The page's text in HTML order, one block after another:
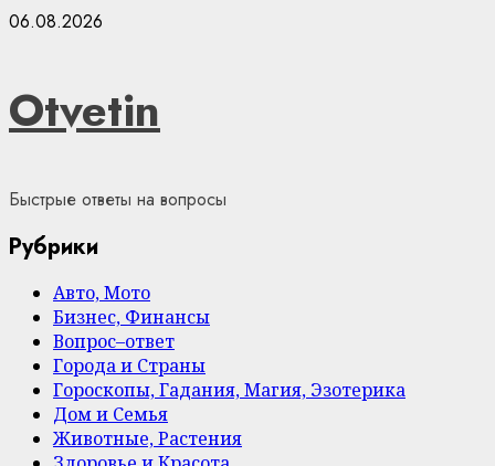
Skip
06.08.2026
Otvetin
Быстрые ответы на вопросы
Рубрики
Авто, Мото
Бизнес, Финансы
Вопрос–ответ
Города и Страны
Гороскопы, Гадания, Магия, Эзотерика
Дом и Семья
Животные, Растения